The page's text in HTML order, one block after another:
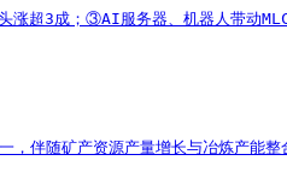
3成；③AI服务器、机器人带动
伴随矿产资源产量增长与冶炼产能